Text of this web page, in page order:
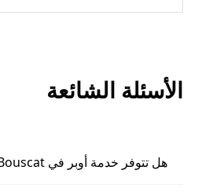
الأسئلة الشائعة
هل تتوفر خدمة أوبر في Le Bouscat؟